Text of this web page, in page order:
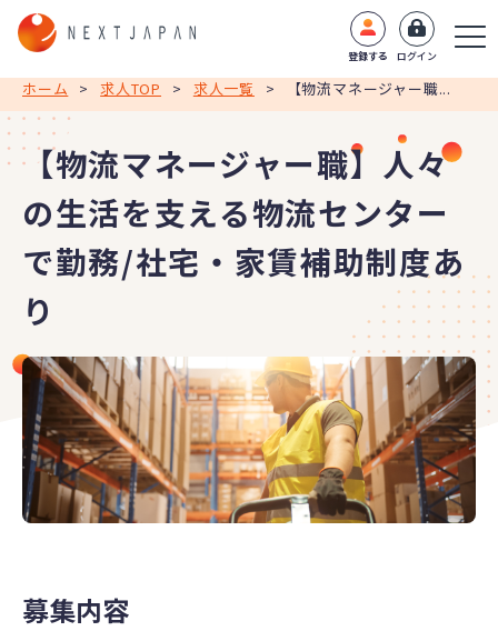
登録する ログイン
ホーム > 求人TOP > 求人一覧 > 【物流マネージャー職...
【物流マネージャー職】人々
の生活を支える物流センター
で勤務/社宅・家賃補助制度あ
り
募集内容